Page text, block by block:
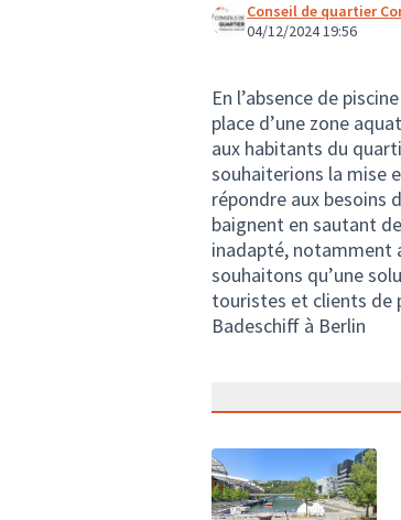
Conseil de quartier
04/12/2024 19:56
En l’absence de
place d’une zone
aux habitants du
souhaiterions la mise
répondre aux besoins
baignent en sautant
inadapté, notamment
souhaitons qu’une
touristes et clients de
Badeschiff à Berlin